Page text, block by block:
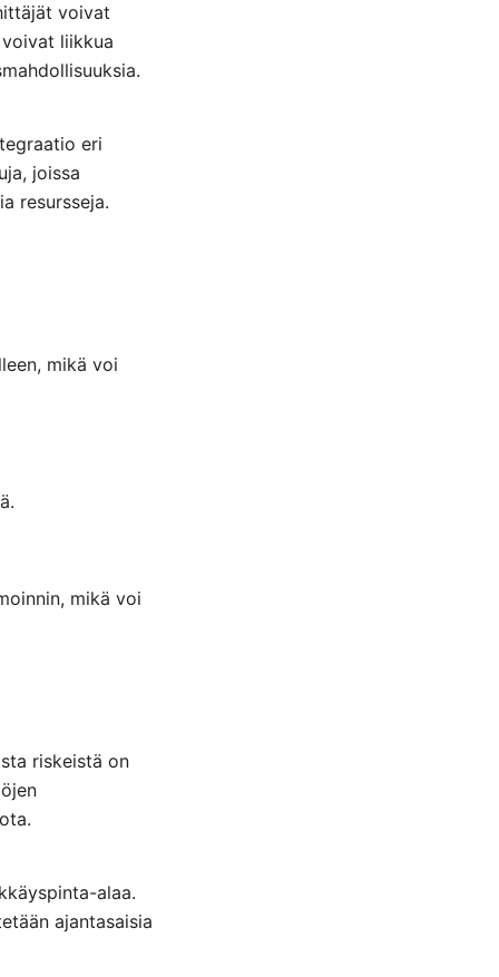
voivat
liikkua
eri
joissa
resursseja.
mikä voi
mikä voi
riskeistä on
alaa.
ajantasaisia